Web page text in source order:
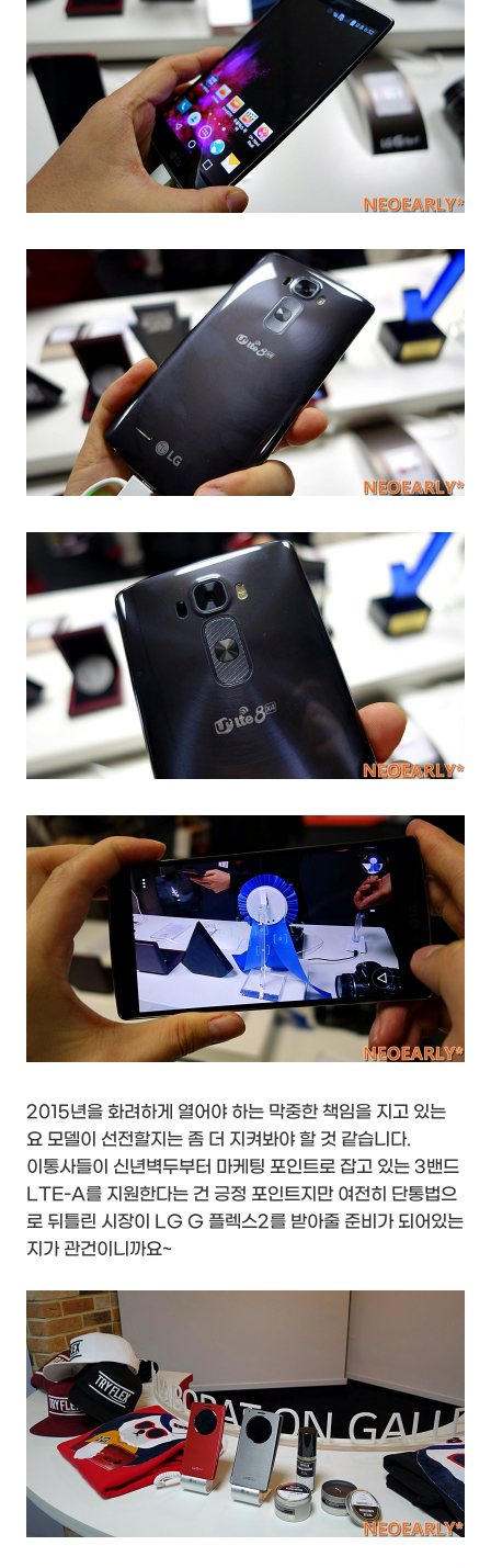
2015년을 화려하게 열어야 하는 막중한 책임을 지고 있는
요 모델이 선전할지는 좀 더 지켜봐야 할 것 같습니다.
이통사들이 신년벽두부터 마케팅 포인트로 잡고 있는 3밴드
LTE-A를 지원한다는 건 긍정 포인트지만 여전히 단통법으
로 뒤틀린 시장이 LG G 플렉스2를 받아줄 준비가 되어있는
지가 관건이니까요~